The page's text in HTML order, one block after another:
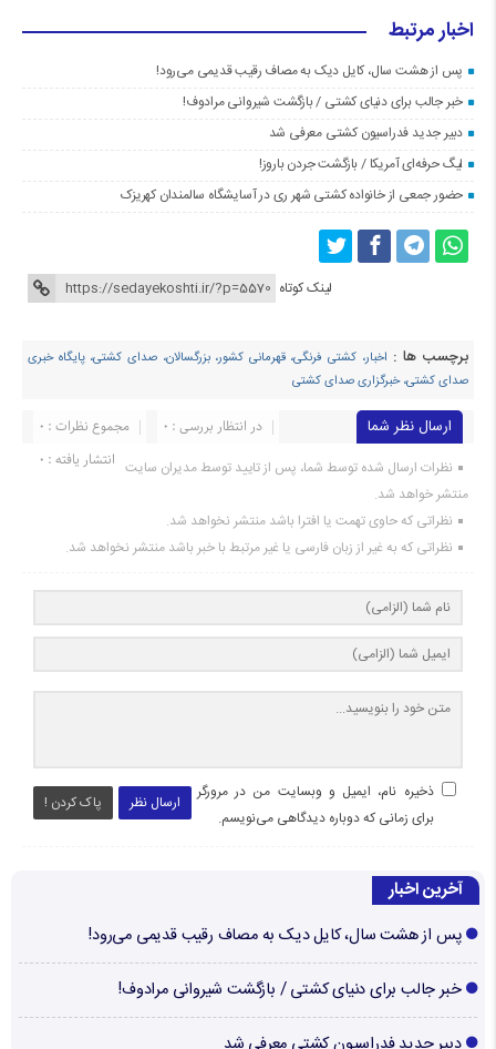
اخبار مرتبط
پس از هشت سال، کایل دیک به مصاف رقیب قدیمی می‌رود!
خبر جالب برای دنیای کشتی / بازگشت شیروانی مرادوف!
دبیر جدید فدراسیون کشتی معرفی شد
لیگ حرفه‌ای آمریکا / بازگشت جردن باروز!
حضور جمعی از خانواده کشتی شهر ری در آسایشگاه سالمندان کهریزک
لینک کوتاه
برچسب ها : اخبار، کشتی فرنگی، قهرمانی کشور، بزرگسالان، صدای کشتی، پایگاه خبری
صدای کشتی، خبرگزاری صدای کشتی
ارسال نظر شما مجموع نظرات : 0
در انتظار بررسی : 0
انتشار یافته : ۰ نظرات ارسال شده توسط شما، پس از تایید توسط مدیران سایت
منتشر خواهد شد.
نظراتی که حاوی تهمت یا افترا باشد منتشر نخواهد شد.
نظراتی که به غیر از زبان فارسی یا غیر مرتبط با خبر باشد منتشر نخواهد شد.
ارسال نظر پاک کردن !
ذخیره نام، ایمیل و وبسایت من در مرورگر
برای زمانی که دوباره دیدگاهی می‌نویسم.
آخرین اخبار
پس از هشت سال، کایل دیک به مصاف رقیب قدیمی می‌رود!
خبر جالب برای دنیای کشتی / بازگشت شیروانی مرادوف!